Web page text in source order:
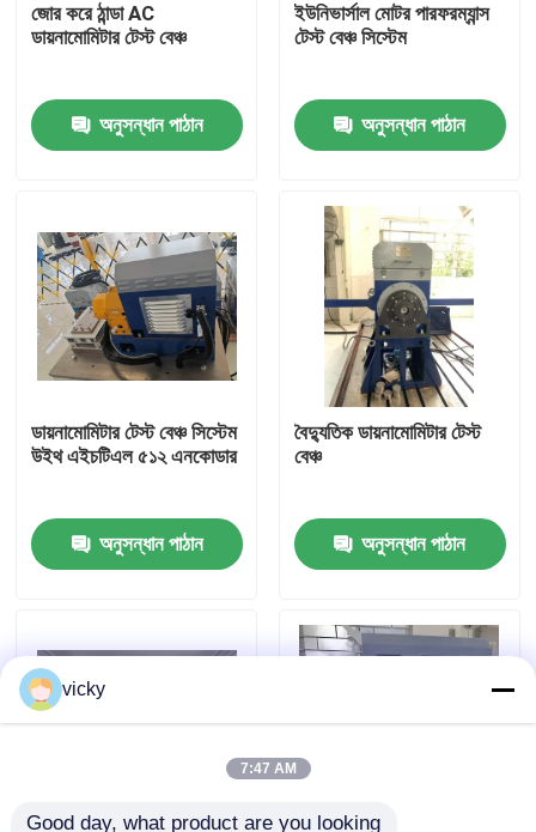
আমাদের সম্বন্ধে
কারখানা ভ্রমণ
গুণগত মান নিয়ন্ত্রণ
যোগাযোগ করুন
মামলা
হাই স্পিড ডায়নামিটার
জোর করে ঠান্ডা AC
ডায়নামোমিটার টেস্ট বেঞ্চ
অনুসন্ধান পাঠান
ইউনিভার্সাল মোটর পারফরম্যান্স
টেস্ট বেঞ্চ সিস্টেম
অনুসন্ধান পাঠান
ডায়নামোমিটার টেস্ট বেঞ্চ সিস্টেম
উইথ এইচটিএল ৫১২ এনকোডার
অনুসন্ধান পাঠান
বৈদ্যুতিক ডায়নামোমিটার টেস্ট
বেঞ্চ
অনুসন্ধান পাঠান
vicky
7:47 AM
Good day, what product are you looking